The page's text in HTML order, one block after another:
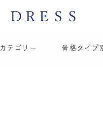
カテゴリー 骨格タイプ